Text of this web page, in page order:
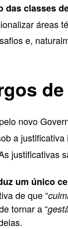
das classes
áreas
e,
novo
a
justificativas
um único
de que “
tornar a “